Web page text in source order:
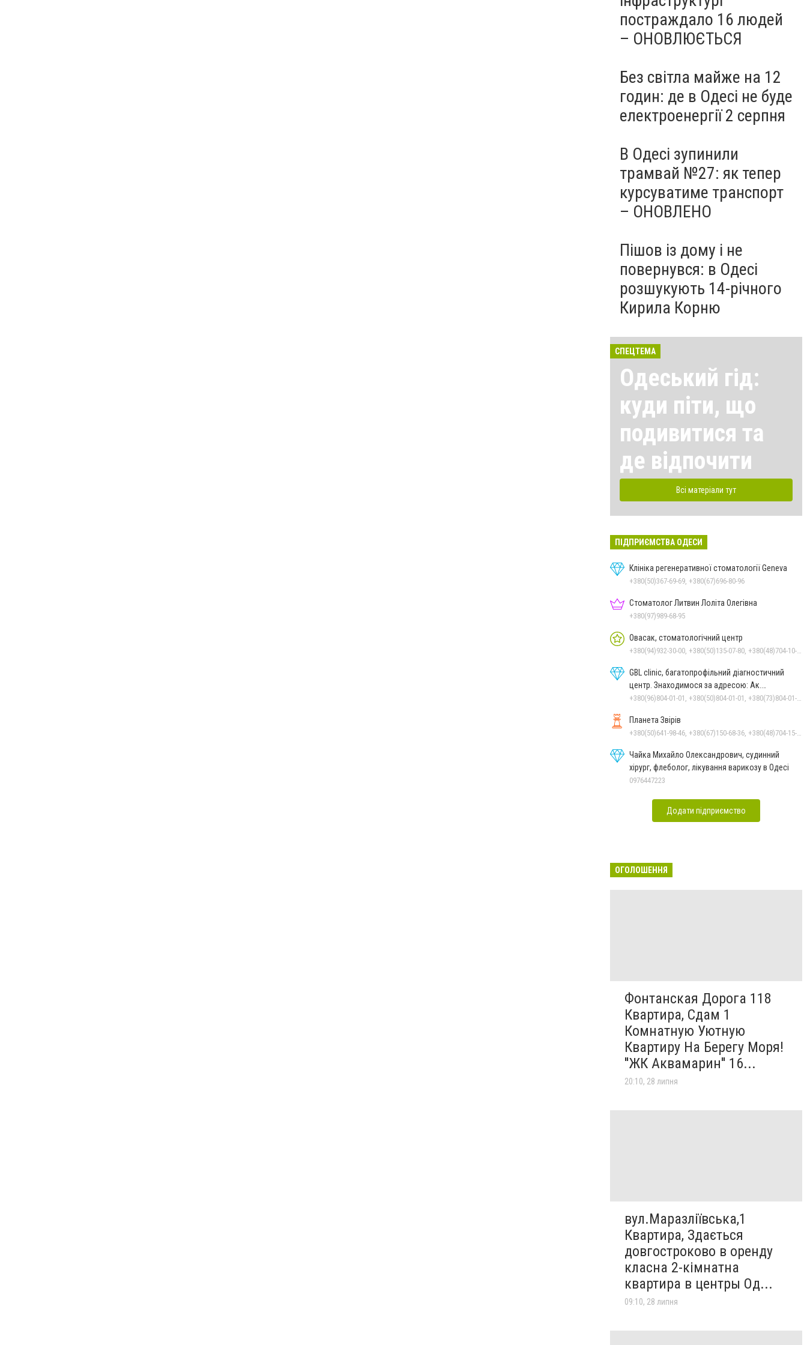
постраждало 16 людей
– ОНОВЛЮЄТЬСЯ
Без світла майже на 12
годин: де в Одесі не буде
електроенергії 2 серпня
В Одесі зупинили
трамвай №27: як тепер
курсуватиме транспорт
– ОНОВЛЕНО
Пішов із дому і не
повернувся: в Одесі
розшукують 14-річного
Кирила Корню
СПЕЦТЕМА
Одеський гід:
куди піти, що
подивитися та
де відпочити
Всі матеріали тут
ПІДПРИЄМСТВА ОДЕСИ
Клініка регенеративної стоматології Geneva
+380(50)367-69-69, +380(67)696-80-96
Стоматолог Литвин Лоліта Олегівна
+380(97)989-68-95
Овасак, стоматологічний центр
GBL clinic, багатопрофільний діагностичний
центр. Знаходимося за адресою: Ак.
Заболотного, 26
Планета Звірів
Чайка Михайло Олександрович, судинний
хірург, флеболог, лікування варикозу в Одесі
0976447223
Додати підприємство
ОГОЛОШЕННЯ
Фонтанская Дорога 118
Квартира, Сдам 1
Комнатную Уютную
Квартиру На Берегу Моря!
''ЖК Аквамарин'' 16...
20:10, 28 липня
вул.Маразліївська,1
Квартира, Здається
довгостроково в оренду
класна 2-кімнатна
квартира в центры Од...
09:10, 28 липня